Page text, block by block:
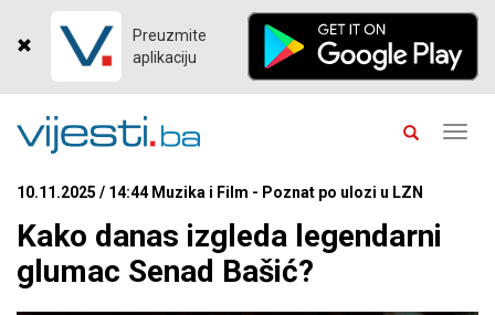
Preuzmite
aplikaciju
10.11.2025 / 14:44 Muzika i Film - Poznat po ulozi u LZN
Kako danas izgleda legendarni
glumac Senad Bašić?